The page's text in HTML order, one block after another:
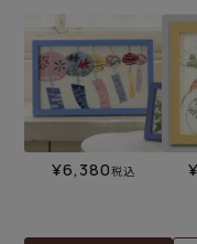
¥6,380税込 ¥